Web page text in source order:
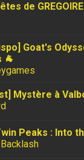
de
Goat's
🐐
Mystère à
Peaks : Into